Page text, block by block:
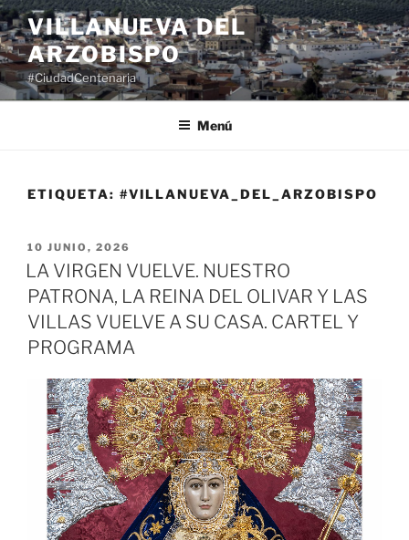
Saltar
al
contenido
VILLANUEVA DEL
ARZOBISPO
#CiudadCentenaria
Menú
ETIQUETA: #VILLANUEVA_DEL_ARZOBISPO
PUBLICADO
EL
10 JUNIO, 2026
LA VIRGEN VUELVE. NUESTRO
PATRONA, LA REINA DEL OLIVAR Y LAS
VILLAS VUELVE A SU CASA. CARTEL Y
PROGRAMA